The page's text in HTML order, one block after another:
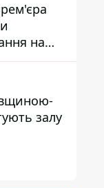
на
залу